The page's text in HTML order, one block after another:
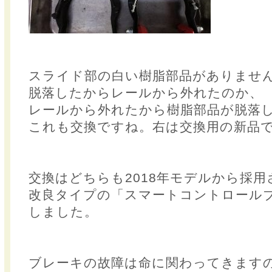
スライド部の白い樹脂部品がありませ
脱落したからレールから外れたのか、
レールから外れたから樹脂部品が脱落
これも交換ですね。右は交換用の新品
交換はどちらも2018年モデルから採用
改良タイプの「スマートコントロール
しました。
ブレーキの故障は命に関わってきます